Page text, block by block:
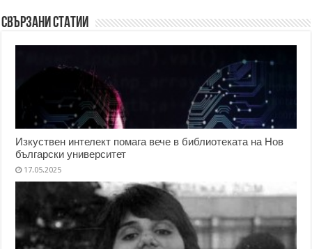
Свързани статии
Изкуствен интелект помага вече в библиотеката на Нов
български университет
17.05.2025